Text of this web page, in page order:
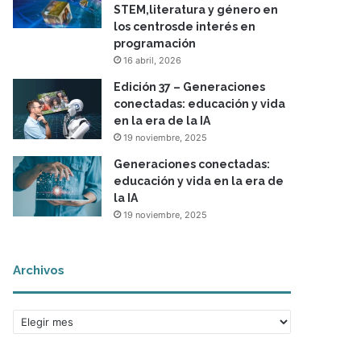
STEM,literatura y género en
los centrosde interés en
programación
16 abril, 2026
Edición 37 – Generaciones
conectadas: educación y vida
en la era de la IA
19 noviembre, 2025
Generaciones conectadas:
educación y vida en la era de
la IA
19 noviembre, 2025
Archivos
r